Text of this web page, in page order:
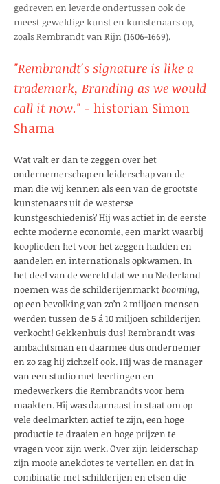
gedreven en leverde ondertussen ook de
meest geweldige kunst en kunstenaars op,
zoals Rembrandt van Rijn (1606-1669).
​"Rembrandt's signature is like a
trademark, Branding as we would
call it now." - historian Simon
Shama
Wat valt er dan te zeggen over het
ondernemerschap en leiderschap van de
man die wij kennen als een van de grootste
kunstenaars uit de westerse
kunstgeschiedenis? Hij was actief in de eerste
echte moderne economie, een markt waarbij
kooplieden het voor het zeggen hadden en
aandelen en internationals opkwamen. In
het deel van de wereld dat we nu Nederland
noemen was de schilderijenmarktbooming,
op een bevolking van zo’n 2 miljoen mensen
werden tussen de 5 á 10 miljoen schilderijen
verkocht! Gekkenhuis dus! Rembrandt was
ambachtsman en daarmee dus ondernemer
en zo zag hij zichzelf ook. Hij was de manager
van een studio met leerlingen en
medewerkers die Rembrandts voor hem
maakten. Hij was daarnaast in staat om op
vele deelmarkten actief te zijn, een hoge
productie te draaien en hoge prijzen te
vragen voor zijn werk. Over zijn leiderschap
zijn mooie anekdotes te vertellen en dat in
combinatie met schilderijen en etsen die